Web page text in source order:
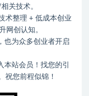
关技术。
术整理 + 低成本创业
网创认知。
也为众多创业者开启
站会员！找您的引
祝您前程似锦！